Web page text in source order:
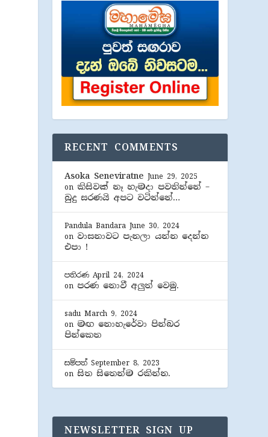
RECENT COMMENTS
Asoka Seneviratne June 29, 2025
on කිසිවක් නෑ හැමදා පවතින්නේ –
බුදු සරණයි අපට වටින්නේ…
Pandula Bandara June 30, 2024
on වාසනාවට පැනලා යන්න දෙන්න
එපා !
පතිරණ April 24, 2024
on පරණ නොවී අලුත් වෙමු.
sadu March 9, 2024
on මඟ නොහැරේවා පින්බර
පින්කෙත
සම්පත් September 8, 2023
onසිත සිතෙන්ම රකින්න.
NEWSLETTER SIGN UP